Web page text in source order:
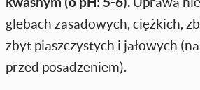
glebach zasadowych, ciężkich,
zbyt piaszczystych i jałowych
przed posadzeniem).